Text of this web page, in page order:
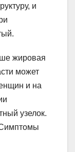
и
жировая
может
и на
узелок.